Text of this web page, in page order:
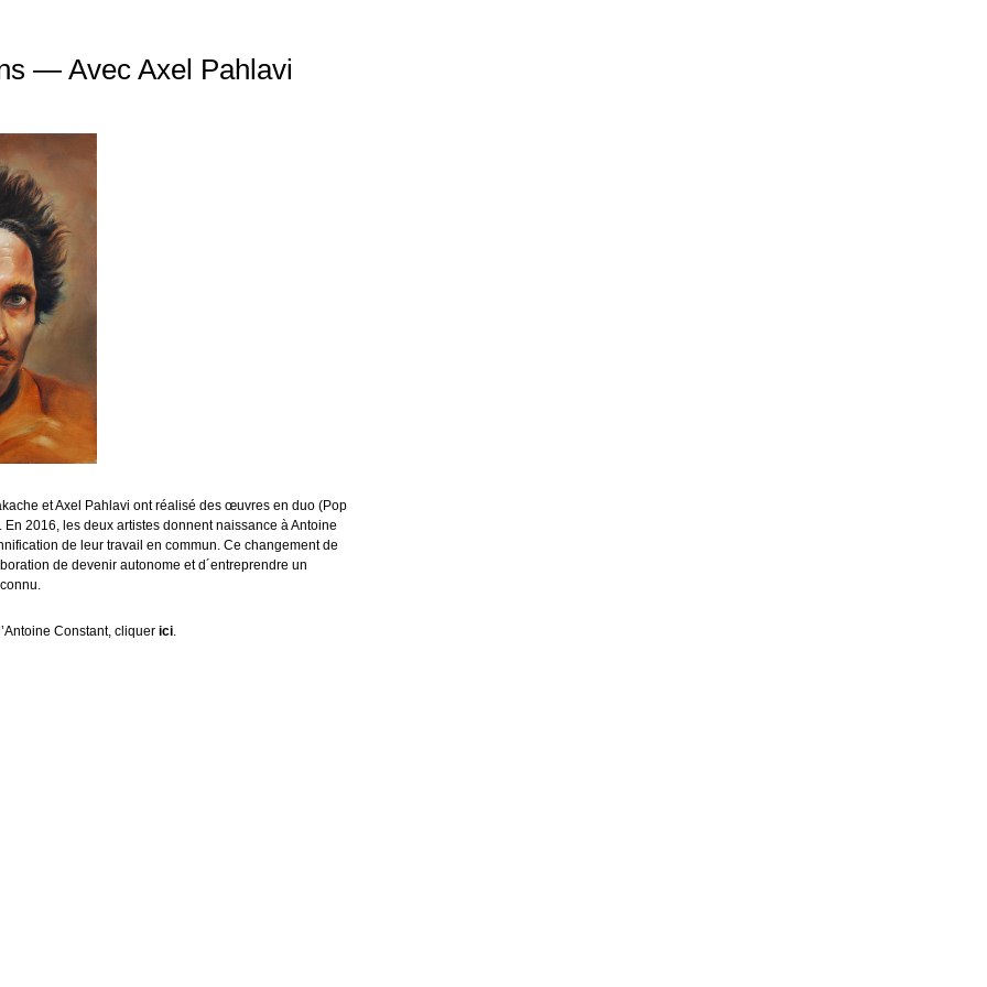
— Avec Axel Pahlavi
et Axel Pahlavi ont réalisé des œuvres en duo (Pop
2016, les deux artistes donnent naissance à Antoine
de leur travail en commun. Ce changement de
de devenir autonome et d´entreprendre un
Constant, cliquerici.